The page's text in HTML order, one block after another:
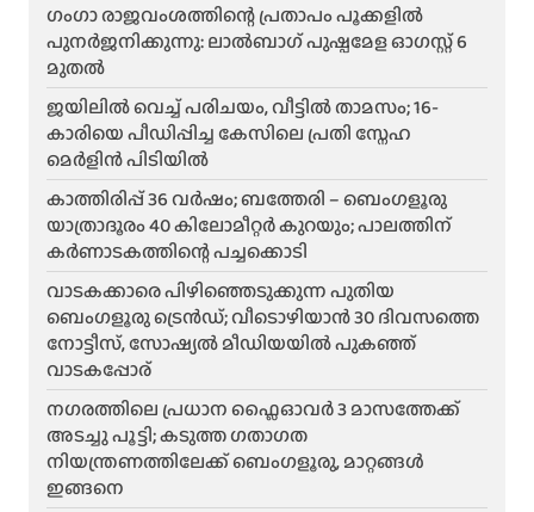
ഗംഗാ രാജവംശത്തിന്റെ പ്രതാപം പൂക്കളിൽ
പുനർജനിക്കുന്നു: ലാൽബാഗ് പുഷ്പമേള ഓഗസ്റ്റ് 6
മുതൽ
ജയിലിൽ വെച്ച് പരിചയം, വീട്ടിൽ താമസം; 16-
കാരിയെ പീഡിപ്പിച്ച കേസിലെ പ്രതി സ്നേഹ
മെർളിൻ പിടിയിൽ
കാത്തിരിപ്പ് 36 വർഷം; ബത്തേരി – ബെംഗളൂരു
യാത്രാദൂരം 40 കിലോമീറ്റർ കുറയും; പാലത്തിന്
കർണാടകത്തിന്റെ പച്ചക്കൊടി
വാടകക്കാരെ പിഴിഞ്ഞെടുക്കുന്ന പുതിയ
ബെംഗളൂരു ട്രെൻഡ്; വീടൊഴിയാൻ 30 ദിവസത്തെ
നോട്ടീസ്, സോഷ്യൽ മീഡിയയിൽ പുകഞ്ഞ്
വാടകപ്പോര്
ന​ഗരത്തിലെ പ്രധാന ഫ്ലൈഓവർ 3 മാസത്തേക്ക്
അടച്ചു പൂട്ടി; കടുത്ത ഗതാഗത
നിയന്ത്രണത്തിലേക്ക് ബെംഗളൂരു, മാറ്റങ്ങൾ
ഇങ്ങനെ